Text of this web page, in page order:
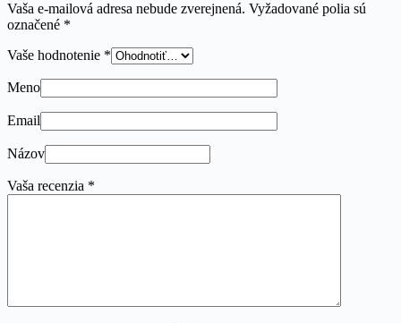
Vaša e-mailová adresa nebude zverejnená. Vyžadované polia sú
označené *
Vaše hodnotenie *
Meno
Email
Názov
Vaša recenzia *